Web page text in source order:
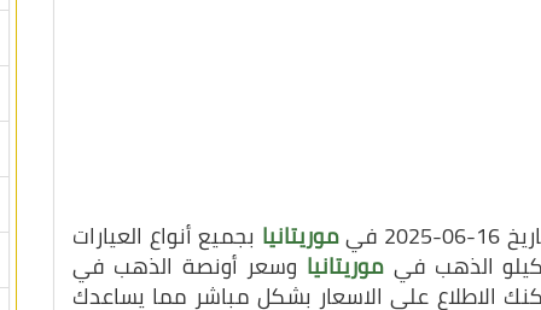
في موريتانيا بجميع أنواع العيارات
كيلو الذهب في موريتانيا وسعر أونصة الذهب في
الاطلاع على الاسعار بشكل مباشر مما يساعدك